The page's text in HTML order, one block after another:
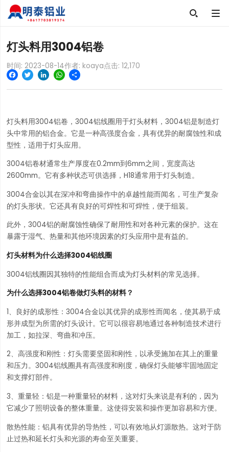

灯头料用3004铝卷
时间: 2023-08-14作者: koaya点击: 12,170
Facebook
TwitterLinkedInWhatsApp
Share
灯头料用3004铝卷，3004铝线圈用于灯头材料，3004铝是制造灯
头中常用的铝合金。它是一种高强度合金，具有优异的耐腐蚀性和成
型性，适用于灯头应用。
3004铝卷材通常生产厚度在0.2mm到6mm之间，宽度高达
2600mm。它有多种状态可供选择，H18通常用于灯头制造。
3004合金以其在深冲和弯曲操作中的卓越性能而闻名，可生产复杂
的灯头形状。它还具有良好的可焊性和可焊性，便于组装。
此外，3004铝的耐腐蚀性确保了耐用性和对各种元素的保护。这在
暴露于湿气、热量和其他环境因素的灯头应用中是有益的。
灯头材料为什么选择3004铝线圈
3004铝线圈因其独特的性能组合而成为灯头材料的常见选择。
为什么选择3004铝卷做灯头料的材料？
1、良好的成形性：3004合金以其优异的成形性而闻名，使其易于成
形并成型为所需的灯头设计。它可以很容易地通过各种制造技术进行
加工，如拉深、弯曲和冲压。
2、高强度和刚性：灯头需要坚固和刚性，以承受施加在其上的重量
和压力。3004铝线圈具有高强度和刚度，确保灯头能够牢固地固定
和支撑灯部件。
3、重量轻：铝是一种重量轻的材料，这对灯头来说是有利的，因为
它减少了照明设备的整体重量。这使得安装和操作更加容易和方便。
散热性能：铝具有优异的导热性，可以有效地从灯源散热。这对于防
止过热和延长灯头和光源的寿命至关重要。